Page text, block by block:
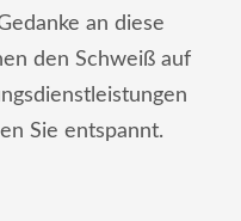
an diese
den Schweiß auf
Sie entspannt.